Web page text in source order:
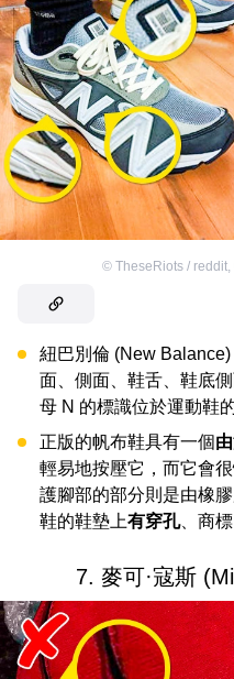
© TheseRiots / reddit
紐巴別倫 (New Balance)
面、側面、鞋舌、鞋底
母 N 的標識位於運動鞋
正版的帆布鞋具有一個
輕易地按壓它，而它會
護腳部的部分則是由橡
鞋的鞋墊上有穿孔、商
7. 麥可·寇斯